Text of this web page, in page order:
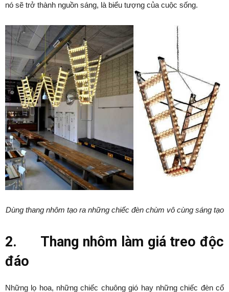
nó sẽ trở thành nguồn sáng, là biểu tượng của cuộc sống.
Dùng thang nhôm tạo ra những chiếc đèn chùm vô cùng sáng tạo
2. Thang nhôm làm giá treo độc
đáo
Những lọ hoa, những chiếc chuông gió hay những chiếc đèn cổ